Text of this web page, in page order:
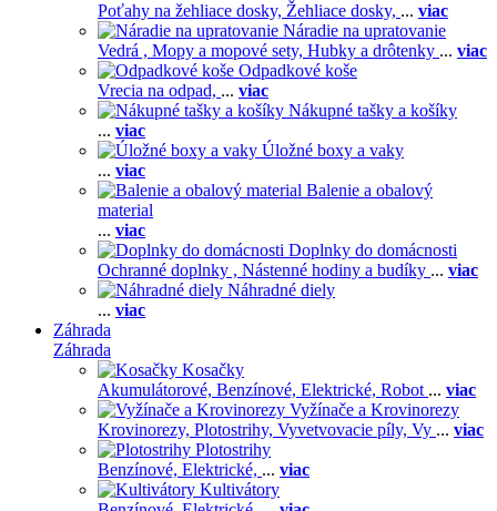
Poťahy na žehliace dosky, Žehliace dosky, ... viac
Náradie na upratovanie
Vedrá , Mopy a mopové sety, Hubky a drôtenky ... viac
Odpadkové koše
Vrecia na odpad, ... viac
Nákupné tašky a košíky
... viac
Úložné boxy a vaky
... viac
Balenie a obalový
material
... viac
Doplnky do domácnosti
Ochranné doplnky , Nástenné hodiny a budíky ... viac
Náhradné diely
... viac
Záhrada
Záhrada
Kosačky
Akumulátorové, Benzínové, Elektrické, Robot ... viac
Vyžínače a Krovinorezy
Krovinorezy, Plotostrihy, Vyvetvovacie píly, Vy ... viac
Plotostrihy
Benzínové, Elektrické, ... viac
Kultivátory